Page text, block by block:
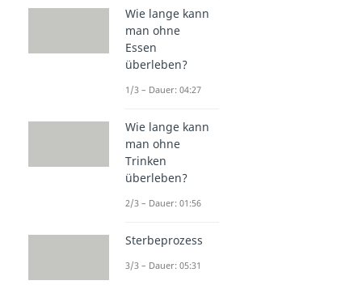
Wie lange kann
man ohne
Essen
überleben?
1/3 – Dauer: 04:27
Wie lange kann
man ohne
Trinken
überleben?
2/3 – Dauer: 01:56
Sterbeprozess
3/3 – Dauer: 05:31